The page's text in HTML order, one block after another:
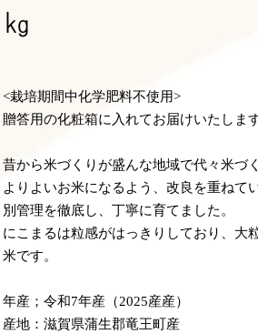
㎏
<栽培期間中化学肥料不使用>
贈答用の化粧箱に入れてお届けいたしま
昔から米づくりが盛んな地域で代々米づ
よりよいお米になるよう、改良を重ねて
別管理を徹底し、丁寧に育てました。
にこまるは粒感がはっきりしており、大
米です。
年産；令和7年産（2025産産）
産地：滋賀県蒲生郡竜王町産